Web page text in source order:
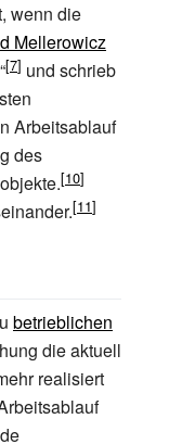
wenn die
Mellerowicz
und schrieb
Arbeitsablauf
des
betrieblichen
die aktuell
realisiert